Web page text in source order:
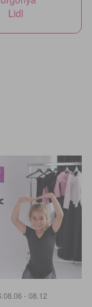
Lidl
- 08.12